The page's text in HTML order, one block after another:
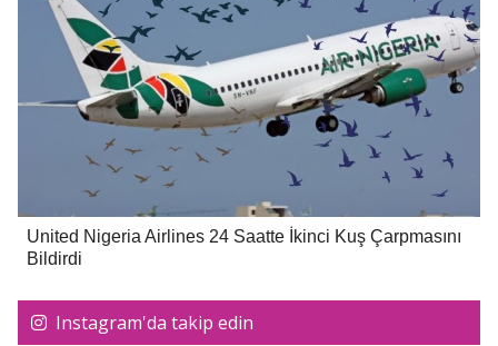
United Nigeria Airlines 24 Saatte İkinci Kuş Çarpmasını
Bildirdi
Instagram'da takip edin